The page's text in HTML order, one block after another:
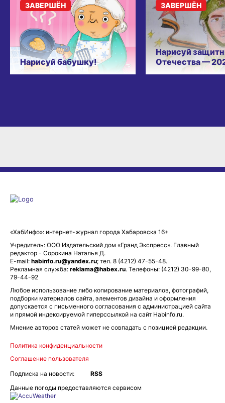
Нарисуй бабушку!
ЗАВЕРШЁН
Нарисуй
Отечества —
ЗАВЕРШЁН
«ХабИнфо»: интернет-журнал города Хабаровска 16+
Учредитель: ООО Издательский дом «Гранд Экспресс». Главный
редактор - Сорокина Наталья Д.
E-mail: habinfo.ru@yandex.ru; тел. 8 (4212) 47-55-48.
Рекламная служба: reklama@habex.ru. Телефоны: (4212) 30-99-80,
79-44-92
Любое использование либо копирование материалов, фотографий,
подборки материалов сайта, элементов дизайна и оформления
допускается с письменного согласования с администрацией сайта
и прямой индексируемой гиперссылкой на сайт Habinfo.ru.
Мнение авторов статей может не совпадать с позицией редакции.
Политика конфиденциальности
Соглашение пользователя
Подписка на новости:
RSS
Данные погоды предоставляются сервисом